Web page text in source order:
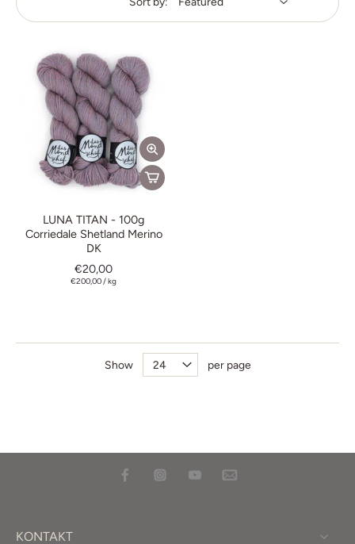
LUNA TITAN - 100g
Corriedale Shetland Merino
DK
€20,00
€200,00/kg
Show per page
KONTAKT